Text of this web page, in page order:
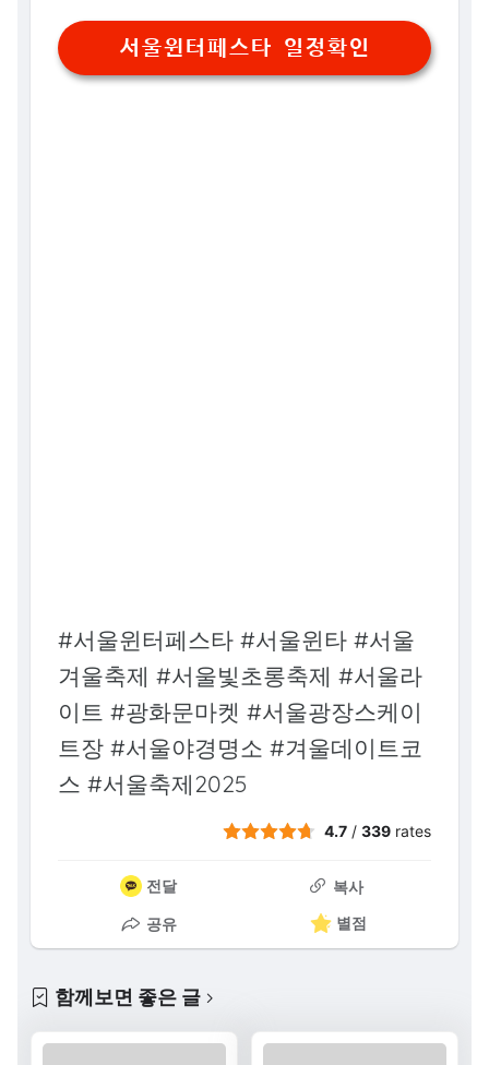
서울윈터페스타 일정확인
#서울윈터페스타 #서울윈타 #서울
겨울축제 #서울빛초롱축제 #서울라
이트 #광화문마켓 #서울광장스케이
트장 #서울야경명소 #겨울데이트코
스 #서울축제2025
4.7 /339 rates
전달
복사
공유
별점
함께보면 좋은 글